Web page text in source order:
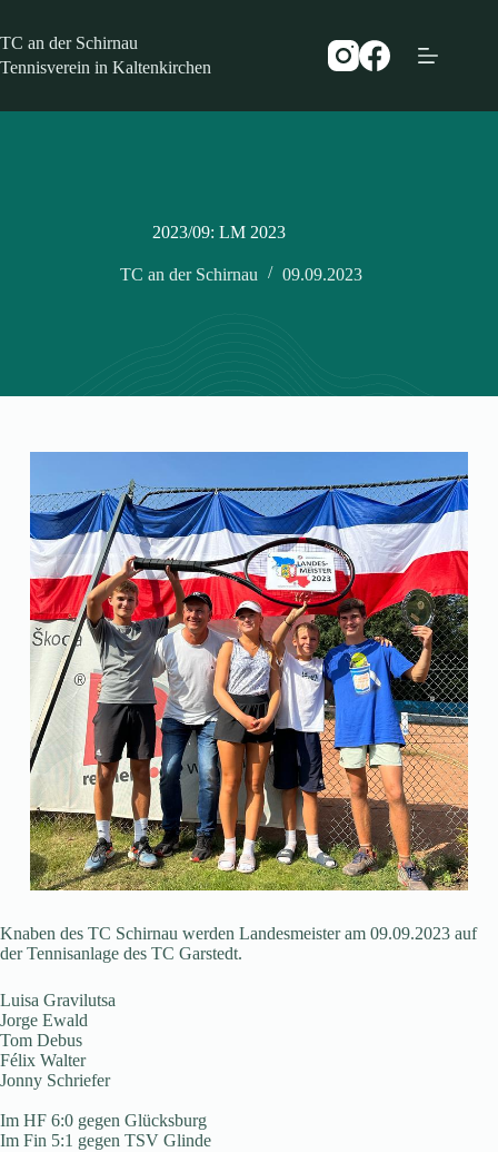
springen
TC an der Schirnau
Tennisverein in Kaltenkirchen
2023/09: LM 2023
TC an der Schirnau 09.09.2023
Knaben des TC Schirnau werden Landesmeister am 09.09.2023 auf
der Tennisanlage des TC Garstedt.
Luisa Gravilutsa
Jorge Ewald
Tom Debus
Félix Walter
Jonny Schriefer
Im HF 6:0 gegen Glücksburg
Im Fin 5:1 gegen TSV Glinde